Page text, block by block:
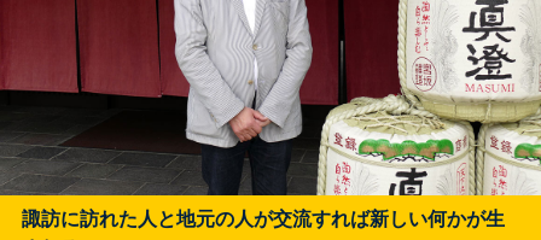
諏訪に訪れた人と地元の人が交流すれば新しい何かが生